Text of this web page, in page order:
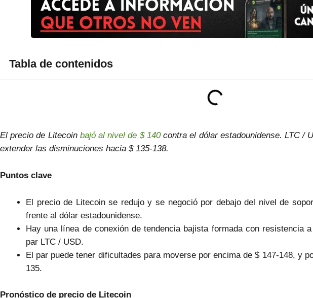
Tabla de contenidos
El precio de Litecoin bajó al nivel de $ 140contra el dólar estadounidense. LTC /
extender las disminuciones hacia $ 135-138.
Puntos clave
El precio de Litecoin se redujo y se negoció por debajo del nivel de
frente al dólar estadounidense.
Hay una línea de conexión de tendencia bajista formada con resistencia
par LTC / USD.
El par puede tener dificultades para moverse por encima de $ 147-148, y
135.
Pronóstico de precio de Litecoin